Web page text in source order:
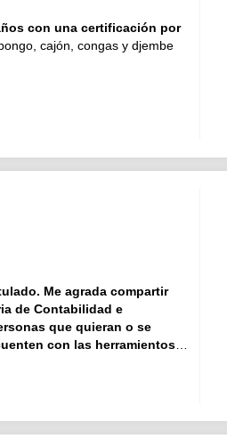
con una certificación por
cajón, congas y djembe
Me agrada compartir
de Contabilidad e
que quieran o se
con las herramientos
reales que se presentan,